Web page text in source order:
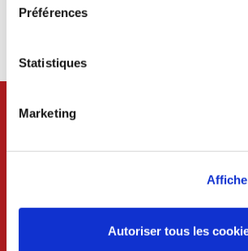
Préférences
Statistiques
Marketing
Autoriser tous les
yoganesharelax@gmail.com